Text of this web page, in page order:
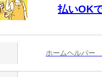
払いOK
ホームヘルパー